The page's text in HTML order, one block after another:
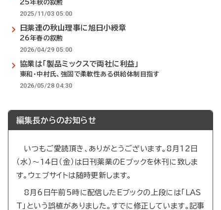
25年秋の叙勲
2025/11/03 05:00
日薬連の秋山理事に旭日小綬章
26年春の叙勲
2026/04/29 05:00
協業は「製品ミックスで両社に利益」
東和・中村氏、強固で柔軟性ある供給体制目指す
2026/05/28 04:30
編集長からのお知らせ
いつもご愛読頂き、ありがとうございます。8月12日
（水）～14日（金）は日刊薬業のEブックを休刊に致しま
す。ウェブサイトは随時更新します。
8月6日午前5時に配信したEブックの上段には「LAS
T」という誤植がありました。すでに修正しています。記事